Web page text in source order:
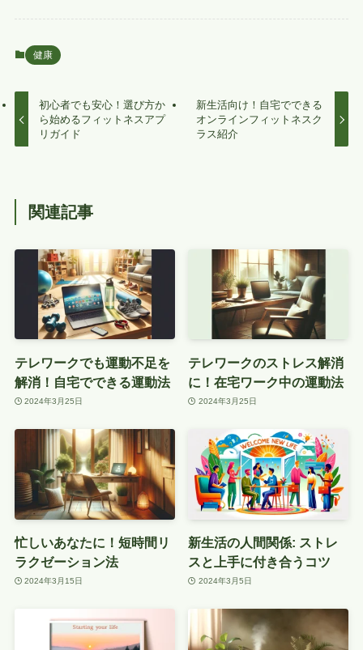
健康
初心者でも安心！選び方か
ら始めるフィットネスアプ
リガイド
新生活向け！自宅でできる
オンラインフィットネスク
ラス紹介
関連記事
テレワークでも運動不足を
解消！自宅でできる運動法
2024年3月25日
テレワークのストレス解消
に！在宅ワーク中の運動法
2024年3月25日
忙しいあなたに！短時間リ
ラクゼーション法
2024年3月15日
新生活の人間関係: ストレ
スと上手に付き合うコツ
2024年3月5日